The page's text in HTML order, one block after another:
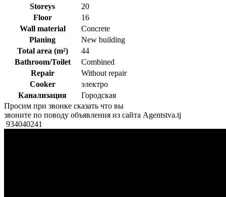
Storeys
20
Floor
16
Wall material
Concrete
Planing
New building
Total area (m²)
44
Bathroom/Toilet
Combined
Repair
Without repair
Cooker
электро
Канализация
Городская
Просим при звонке сказать что вы
звоните по поводу объявления из сайта Agentstva.tj
934040241